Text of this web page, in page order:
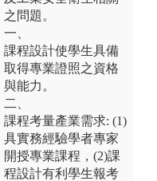
之問題。
一、
課程設計使學生具備
取得專業證照之資格
與能力。
二、
課程考量產業需求: (1)
具實務經驗學者專家
開授專業課程，(2)課
程設計有利學生報考